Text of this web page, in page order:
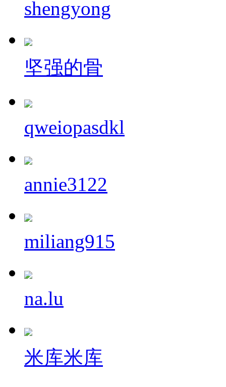
shengyong
坚强的骨
qweiopasdkl
annie3122
miliang915
na.lu
米库米库